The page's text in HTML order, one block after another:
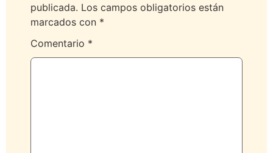
publicada. Los campos obligatorios están
marcados con *
Comentario *